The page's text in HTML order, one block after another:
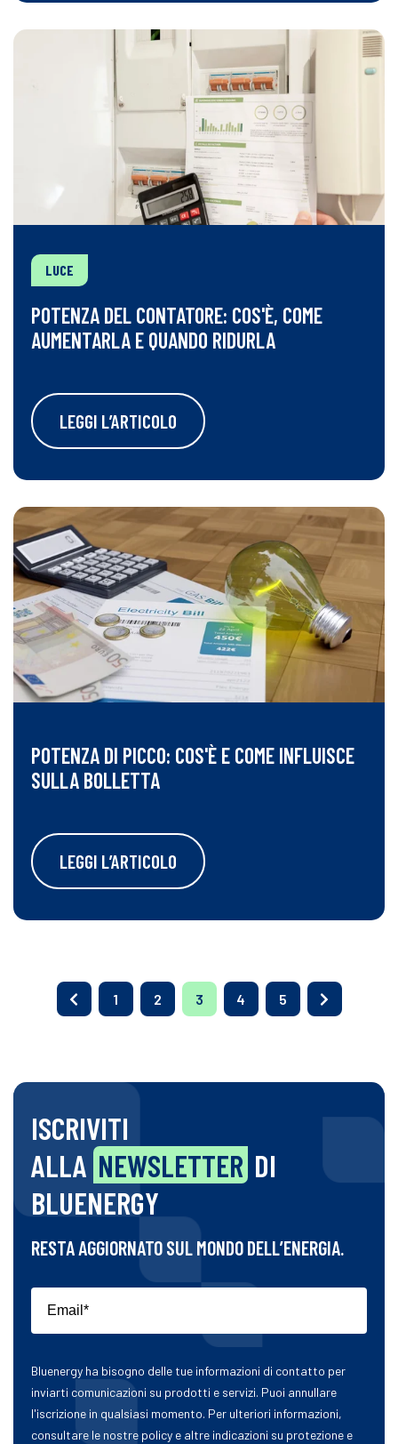
LUCE
POTENZA DEL CONTATORE: COS'È, COME
AUMENTARLA E QUANDO RIDURLA
LEGGI L’ARTICOLO
POTENZA DI PICCO: COS'È E COME INFLUISCE
SULLA BOLLETTA
LEGGI L’ARTICOLO
1 2 3 4 5
ISCRIVITI
ALLA NEWSLETTER DI
BLUENERGY
RESTA AGGIORNATO SUL MONDO DELL’ENERGIA.
Bluenergy ha bisogno delle tue informazioni di contatto per
inviarti comunicazioni su prodotti e servizi. Puoi annullare
l'iscrizione in qualsiasi momento. Per ulteriori informazioni,
consultare le nostre policy e altre indicazioni su protezione e